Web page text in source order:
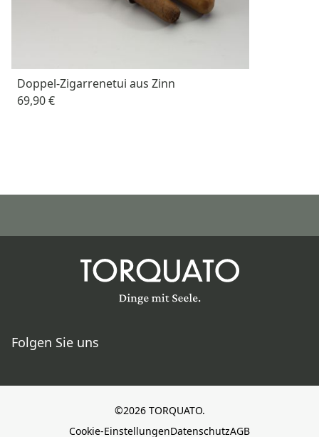
Doppel-Zigarrenetui aus Zinn
69,90 €
Folgen Sie uns
©2026 TORQUATO.
Cookie-EinstellungenDatenschutzAGB